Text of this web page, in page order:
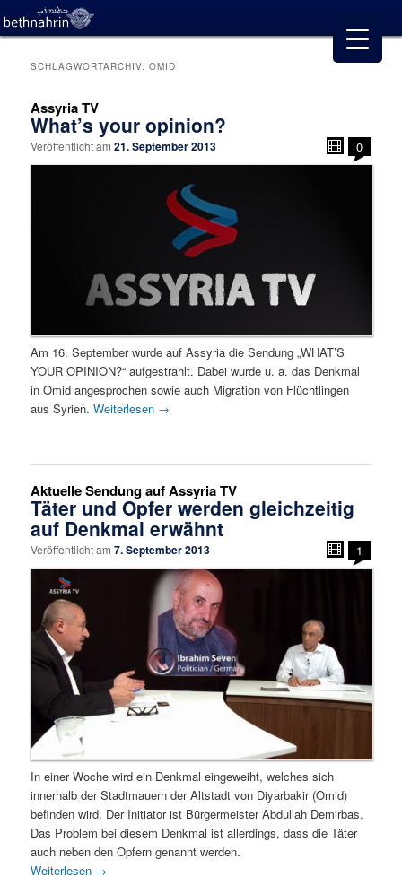
SCHLAGWORTARCHIV:OMID
Assyria TV
What’s your opinion?
Veröffentlicht am21. September 2013 0
Am 16. September wurde auf Assyria die Sendung „WHAT’S
YOUR OPINION?“ aufgestrahlt. Dabei wurde u. a. das Denkmal
in Omid angesprochen sowie auch Migration von Flüchtlingen
aus Syrien.Weiterlesen →
Aktuelle Sendung auf Assyria TV
Täter und Opfer werden gleichzeitig
auf Denkmal erwähnt
Veröffentlicht am7. September 2013 1
In einer Woche wird ein Denkmal eingeweiht, welches sich
innerhalb der Stadtmauern der Altstadt von Diyarbakir (Omid)
befinden wird. Der Initiator ist Bürgermeister Abdullah Demirbas.
Das Problem bei diesem Denkmal ist allerdings, dass die Täter
auch neben den Opfern genannt werden.
Weiterlesen →